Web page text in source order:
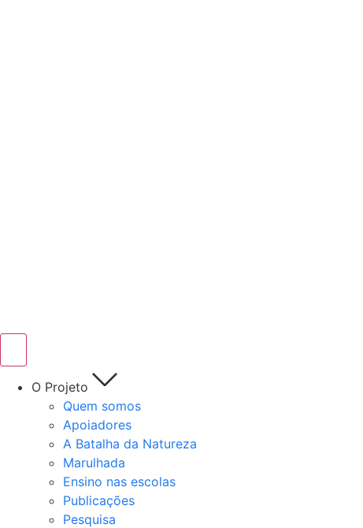
O Projeto
Quem somos
Apoiadores
A Batalha da Natureza
Marulhada
Ensino nas escolas
Publicações
Pesquisa